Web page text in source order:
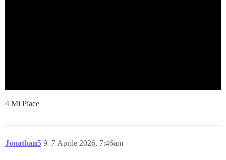
4 Mi Piace
Jonathan5 7 Aprile 2026, 7:46am
9